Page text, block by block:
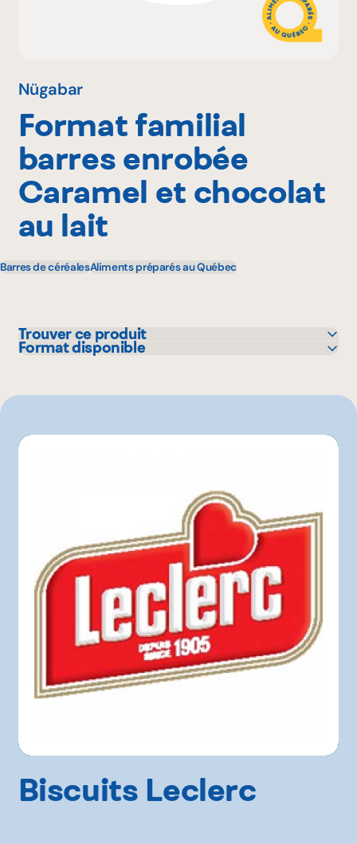
Nügabar
Format familial
barres enrobée
Caramel et chocolat
au lait
Barres de céréalesAliments préparés au Québec
Trouver ce produit
IGA
Metro
Walmart
Format disponible
Biscuits Leclerc